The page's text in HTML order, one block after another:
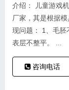
介绍： 儿童游戏
厂家，其是根据
现问题： 1、毛胚
表层不整平。 ...
咨询电话